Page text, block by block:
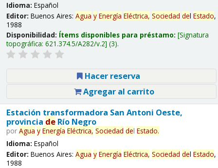
Idioma: Español
Editor: Buenos Aires: Agua y Energía Eléctrica, Sociedad del Estado,
1988
Disponibilidad: Ítems disponibles para préstamo: Signatura
topográfica: 621.374.5/A282/v.2 (3).
Hacer reserva
Agregar al carrito
Estación transformadora San Antoni Oeste,
provincia deRío Negro
por Agua y Energía Eléctrica, Sociedad del Estado.
Idioma: Español
Editor: Buenos Aires: Agua y Energía Eléctrica, Sociedad del Estado,
1988